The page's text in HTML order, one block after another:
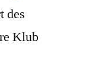
des
Klub